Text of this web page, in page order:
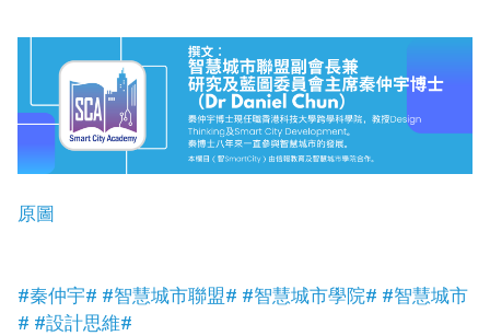
原圖
#秦仲宇# #智慧城市聯盟# #智慧城市學院# #智慧城市
# #設計思維#